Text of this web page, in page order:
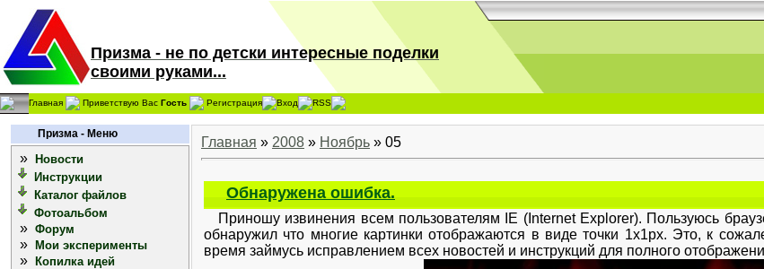
Призма - не по детски интересные поделки
своими руками...
Главная Приветствую Вас Гость Регистрация Вход RSS
Призма - Меню
»
Новости
Инструкции
Каталог файлов
Фотоальбом
» Форум
» Мои эксперименты
»
Копилка идей
Главная » 2008 » Ноябрь » 05
Обнаружена ошибка.
Приношу извинения всем пользователям IE (Internet Explorer). Пользуюсь
обнаружил что многие картинки отображаются в виде точки 1х1рх. Это, к
время займусь исправлением всех новостей и инструкций для полного